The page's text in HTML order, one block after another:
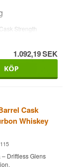
Strength
från ett enda,
%. Driftless Glen
Wisconsin,
sökte landet tunt
restaurerad
floden, nära
sin whiskey grain-
1.092,19SEK
Cask
Whiskey
– Driftless Glens